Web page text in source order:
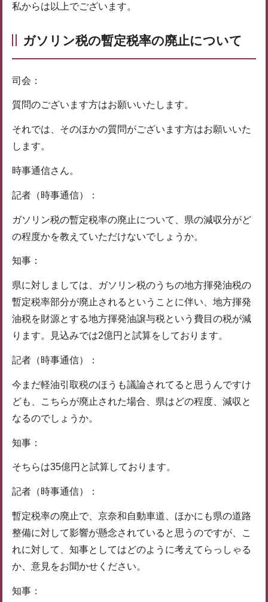
私からは以上でございます。
ガソリン税の暫定税率の廃止について
司会：
質問のございます方はお願いいたします。
それでは、そのほかの質問がございます方はお願いいた
します。
時事通信さん。
記者（時事通信）：
ガソリン税の暫定税率の廃止について、県の減収分がど
の程度かを教えていただけないでしょうか。
知事：
県に対しましては、ガソリン税のうちの地方揮発油税の
暫定税率部分が廃止されるということに伴い、地方揮発
油税を財源とする地方揮発油譲与税という費目の税が減
ります。見込みでは2億円と試算をしております。
記者（時事通信）：
今まだ軽油引取税のほうも議論されてると思うんですけ
ども、こちらが廃止された場合、県はどの程度、減収と
なるのでしょうか。
知事：
そちらは35億円と試算しております。
記者（時事通信）：
暫定税率の廃止で、京奈和自動車道、ほかにも県の道路
整備に対して影響が懸念されていると思うのですが、こ
れに対して、知事としてはどのように考えてらっしゃる
か、意見をお聞かせください。
知事：